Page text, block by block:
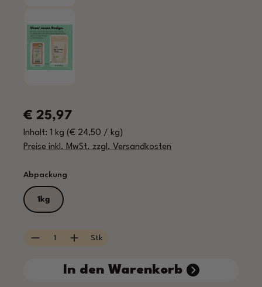
Regulärer Preis:
€ 25,97
Inhalt: 1 kg (€ 24,50 / kg)
Preise inkl. MwSt. zzgl. Versandkosten
Abpackung
1kg
Produkt Anzahl: Gib den gewünschten
Stk
In den Warenkorb